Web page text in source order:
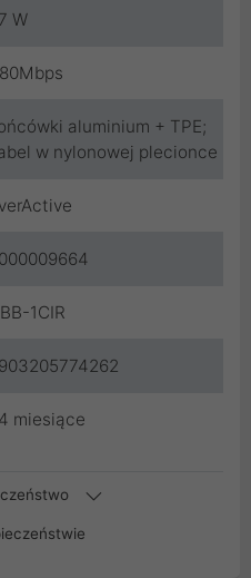
W
aluminium + TPE;
w nylonowej plecionce
1CIR
miesiące